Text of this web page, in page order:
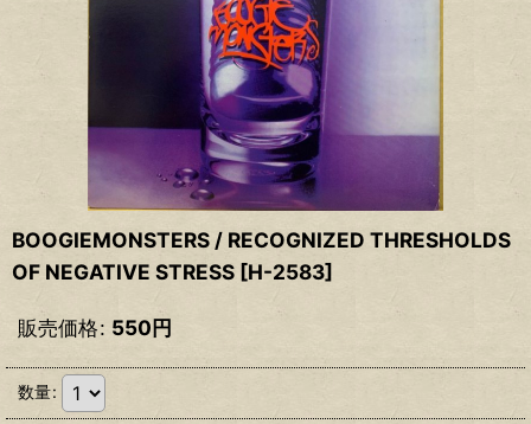
BOOGIEMONSTERS / RECOGNIZED THRESHOLDS
OF NEGATIVE STRESS [H-2583]
販売価格: 550円
数量: